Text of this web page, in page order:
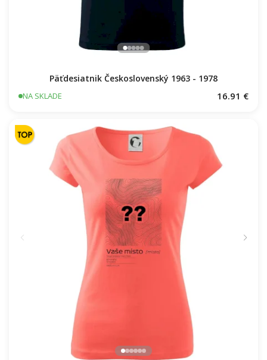
Päťdesiatnik Československý 1963 - 1978
NA SKLADE 16.91 €